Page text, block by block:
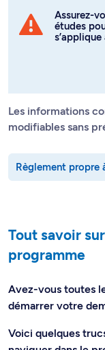
Assurez-
études
s’applique
Les informations
modifiables sans
Règlement propre
Tout savoir
programme
Avez-vous toutes
démarrer votre
Voici quelques